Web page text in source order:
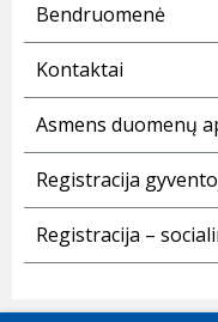
Bendruomenė
Kontaktai
Asmens duomenų
Registracija
Registracija –